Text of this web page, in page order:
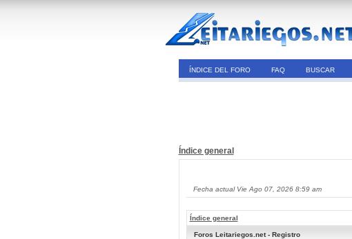
ÍNDICE DEL FORO FAQ BUSCAR
Índice general
Fecha actual Vie Ago 07, 2026 8:59 am
Índice general
Foros Leitariegos.net - Registro